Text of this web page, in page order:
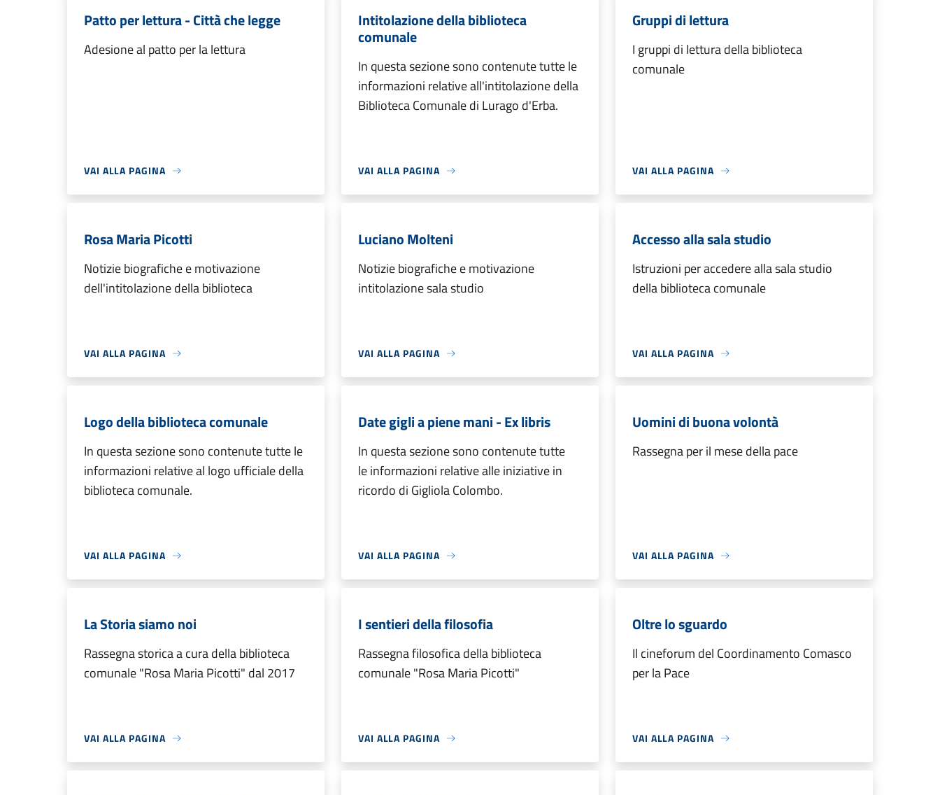
Patto per lettura - Città che legge
Adesione al patto per la lettura
VAI ALLA PAGINA
Intitolazione della biblioteca
comunale
In questa sezione sono contenute tutte le
informazioni relative all'intitolazione della
Biblioteca Comunale di Lurago d'Erba.
VAI ALLA PAGINA
Gruppi di lettura
I gruppi di lettura della biblioteca
comunale
VAI ALLA PAGINA
Rosa Maria Picotti
Notizie biografiche e motivazione
dell'intitolazione della biblioteca
VAI ALLA PAGINA
Luciano Molteni
Notizie biografiche e motivazione
intitolazione sala studio
VAI ALLA PAGINA
Accesso alla sala studio
Istruzioni per accedere alla sala studio
della biblioteca comunale
VAI ALLA PAGINA
Logo della biblioteca comunale
In questa sezione sono contenute tutte le
informazioni relative al logo ufficiale della
biblioteca comunale.
VAI ALLA PAGINA
Date gigli a piene mani - Ex libris
In questa sezione sono contenute tutte
le informazioni relative alle iniziative in
ricordo di Gigliola Colombo.
VAI ALLA PAGINA
Uomini di buona volontà
Rassegna per il mese della pace
VAI ALLA PAGINA
La Storia siamo noi
Rassegna storica a cura della biblioteca
comunale "Rosa Maria Picotti" dal 2017
VAI ALLA PAGINA
I sentieri della filosofia
Rassegna filosofica della biblioteca
comunale "Rosa Maria Picotti"
VAI ALLA PAGINA
Oltre lo sguardo
Il cineforum del Coordinamento Comasco
per la Pace
VAI ALLA PAGINA